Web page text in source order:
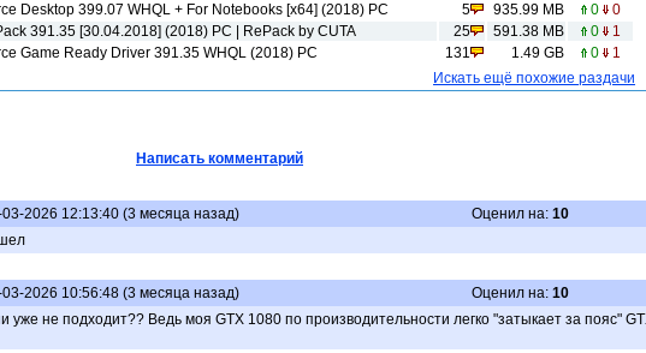
Desktop 399.07 WHQL + For Notebooks [x64] (2018) РС 5 935.99 MB 0 0
391.35 [30.04.2018] (2018) PC | RePack by CUTA 25 591.38 MB 0 1
Game Ready Driver 391.35 WHQL (2018) PC 131 1.49 GB 0 1
Искать ещё похожие раздачи
Написать комментарий
2026 12:13:40 (3 месяца назад) Оценил на: 10
2026 10:56:48 (3 месяца назад) Оценил на: 10
уже не подходит?? Ведь моя GTX 1080 по производительности легко "затыкает за пояс"